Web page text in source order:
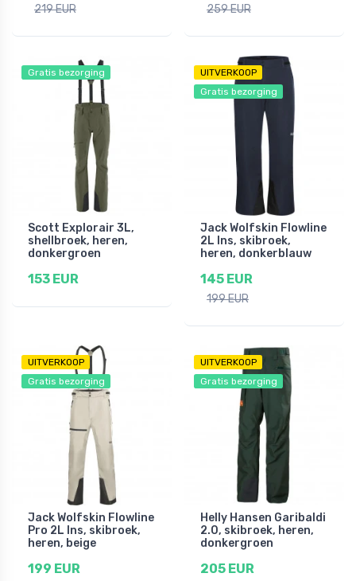
219 EUR 259 EUR
Gratis bezorging
Scott Explorair 3L,
shellbroek, heren,
donkergroen
153 EUR
UITVERKOOP
Gratis bezorging
Jack Wolfskin Flowline
2L Ins, skibroek,
heren, donkerblauw
145 EUR
199 EUR
UITVERKOOP
Gratis bezorging
Jack Wolfskin Flowline
Pro 2L Ins, skibroek,
heren, beige
199 EUR
UITVERKOOP
Gratis bezorging
Helly Hansen Garibaldi
2.0, skibroek, heren,
donkergroen
205 EUR